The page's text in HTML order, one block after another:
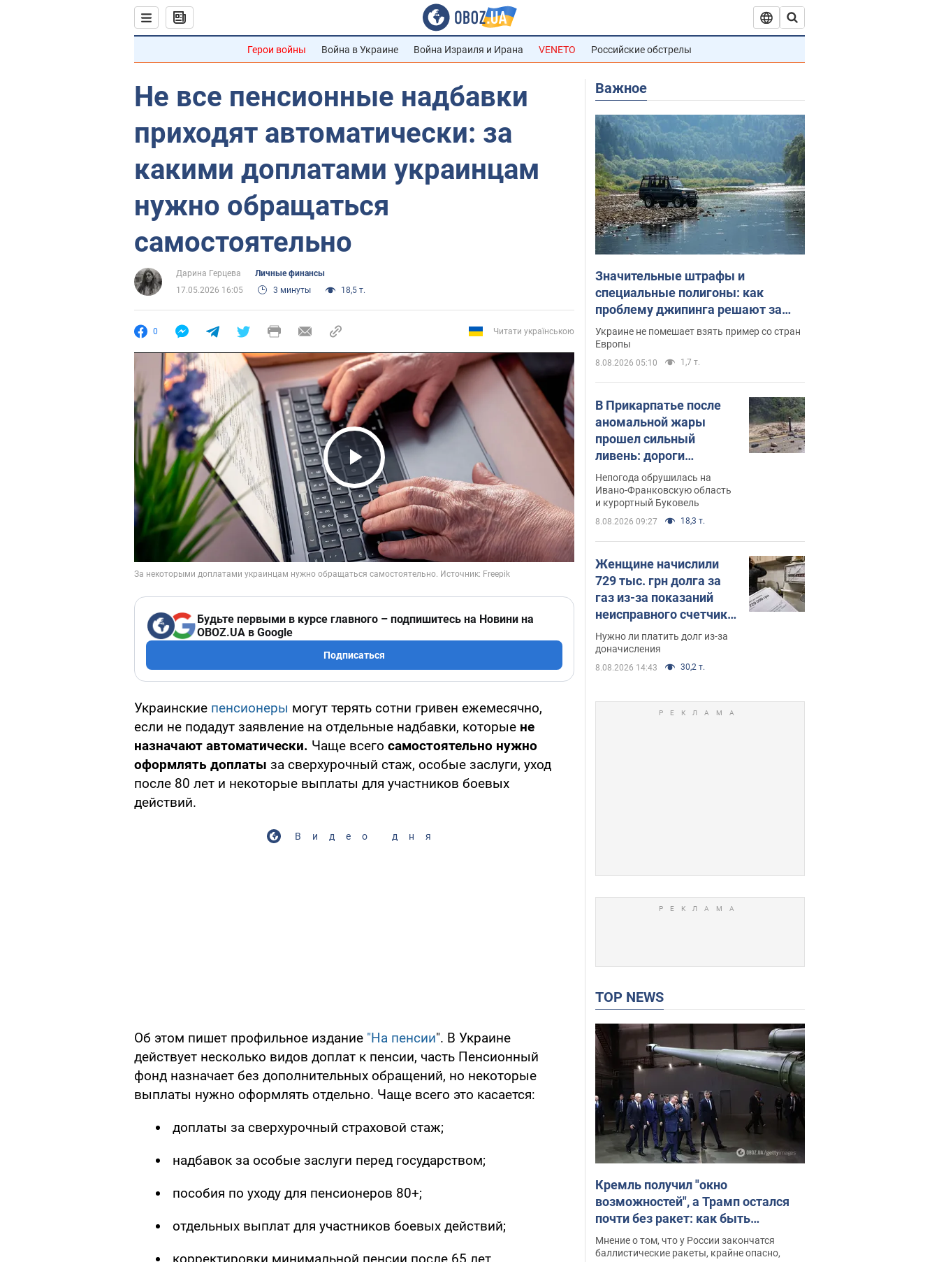
Герои войны Война в Украине Война Израиля и Ирана VENETO Российские обстрелы
Не все пенсионные надбавки
приходят автоматически: за
какими доплатами украинцам
нужно обращаться
самостоятельно
Дарина Герцева
Личные финансы
17.05.2026 16:05
3 минуты 18,5 т.
0 Читати українською
Play Video
Будьте первыми в курсе главного – подпишитесь на Новини на
OBOZ.UA в Google
Подписаться
Украинские пенсионеры могут терять сотни гривен ежемесячно,
если не подадут заявление на отдельные надбавки, которые не
назначают автоматически. Чаще всего самостоятельно нужно
оформлять доплаты за сверхурочный стаж, особые заслуги, уход
после 80 лет и некоторые выплаты для участников боевых
действий.
Видео дня
Об этом пишет профильное издание "На пенсии". В Украине
действует несколько видов доплат к пенсии, часть Пенсионный
фонд назначает без дополнительных обращений, но некоторые
выплаты нужно оформлять отдельно. Чаще всего это касается:
доплаты за сверхурочный страховой стаж;
надбавок за особые заслуги перед государством;
пособия по уходу для пенсионеров 80+;
отдельных выплат для участников боевых действий;
Важное
Значительные штрафы и
специальные полигоны: как
проблему джипинга решают за
границей
Украине не помешает взять пример со стран
Европы
8.08.2026 05:10 1,7 т.
В Прикарпатье после
аномальной жары
прошел сильный
ливень: дороги
превратились в реки.
Видео
Непогода обрушилась на
Ивано-Франковскую область
и курортный Буковель
8.08.2026 09:27 18,3 т.
Женщине начислили
729 тыс. грн долга за
газ из-за показаний
неисправного счетчика:
судья вынес
неожиданное решение
Нужно ли платить долг из-за
доначисления
8.08.2026 14:43 30,2 т.
TOP NEWS
Кремль получил "окно
возможностей", а Трамп остался
почти без ракет: как быть
Украине? Интервью с Мельником
Мнение о том, что у России закончатся
баллистические ракеты, крайне опасно,